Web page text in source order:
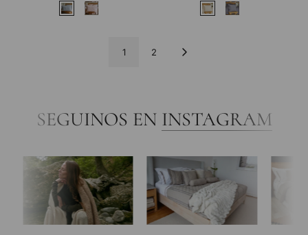
1 2
SEGUINOS EN INSTAGRAM